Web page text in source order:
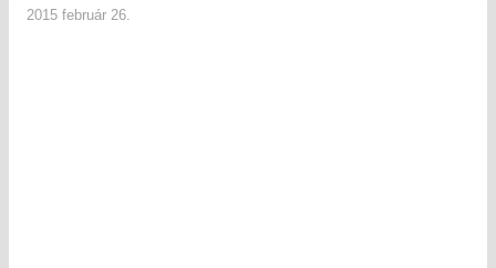
2015 február 26.